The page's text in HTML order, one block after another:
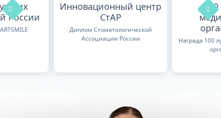
России
Инновационный центр
СтАР
Диплом Стоматологической
Ассоциации России
Награда 100